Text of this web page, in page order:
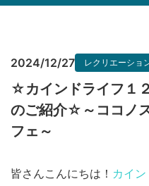
2024/12/27 レクリエーショ
☆カインドライフ１
のご紹介☆～ココノ
フェ～
皆さんこんにちは！ カイ